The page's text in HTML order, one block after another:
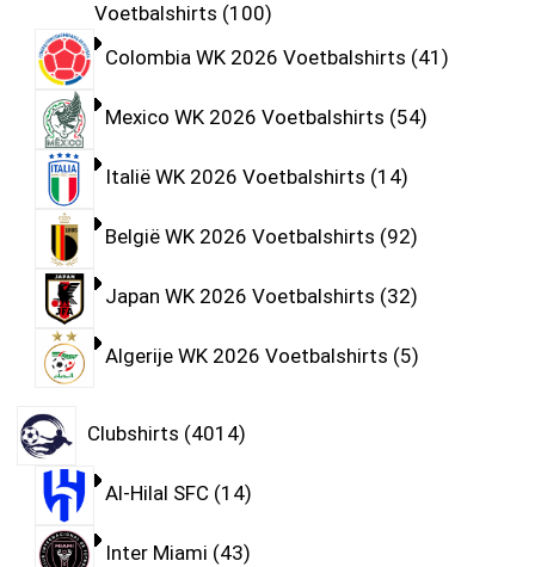
Voetbalshirts 100
Colombia WK 2026 Voetbalshirts 41
Mexico WK 2026 Voetbalshirts 54
Italië WK 2026 Voetbalshirts 14
België WK 2026 Voetbalshirts 92
Japan WK 2026 Voetbalshirts 32
Algerije WK 2026 Voetbalshirts 5
Clubshirts 4014
Al-Hilal SFC 14
Inter Miami 43